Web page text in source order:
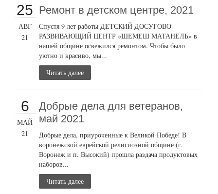
25
АВГ
21
Ремонт в детском центре, 2021
Спустя 9 лет работы ДЕТСКИЙ ДОСУГОВО-
РАЗВИВАЮЩИЙ ЦЕНТР «ШЕМЕШ МАТАНЕЛЬ» в
нашей общине освежился ремонтом. Чтобы было
уютно и красиво, мы...
Читать далее
6
МАЙ
21
Добрые дела для ветеранов,
май 2021
Добрые дела, приуроченные к Великой Победе! В
воронежской еврейской религиозной общине (г.
Воронеж и п. Высокий) прошла раздача продуктовых
наборов...
Читать далее